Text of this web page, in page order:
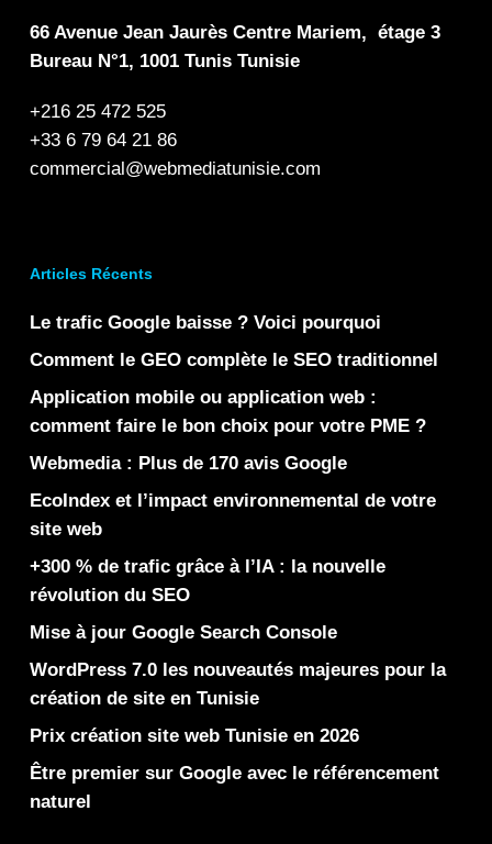
66 Avenue Jean Jaurès Centre Mariem, étage 3
Bureau N°1, 1001 Tunis Tunisie
+216 25 472 525
+33 6 79 64 21 86
commercial@webmediatunisie.com
Articles Récents
Le trafic Google baisse ? Voici pourquoi
Comment le GEO complète le SEO traditionnel
Application mobile ou application web :
comment faire le bon choix pour votre PME ?
Webmedia : Plus de 170 avis Google
EcoIndex et l’impact environnemental de votre
site web
+300 % de trafic grâce à l’IA : la nouvelle
révolution du SEO
Mise à jour Google Search Console
WordPress 7.0 les nouveautés majeures pour la
création de site en Tunisie
Prix création site web Tunisie en 2026
Être premier sur Google avec le référencement
naturel